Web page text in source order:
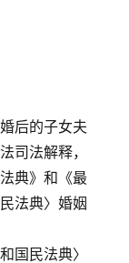
后的子女夫
司法解释，
典》和《最
法典〉婚姻
国民法典〉